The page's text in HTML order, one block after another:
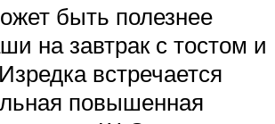
быть полезнее
на завтрак с тостом и
встречается
повышенная